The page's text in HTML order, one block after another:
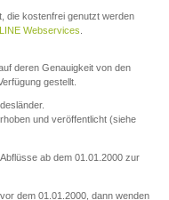
die kostenfrei genutzt werden
Webservices
deren Genauigkeit von den
gestellt.
und veröffentlicht (siehe
ab dem 01.01.2000 zur
dem 01.01.2000, dann wenden